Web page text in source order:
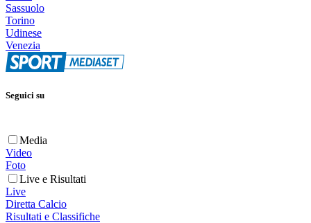
Sassuolo
Torino
Udinese
Venezia
Seguici su
Media
Video
Foto
Live e Risultati
Live
Diretta Calcio
Risultati e Classifiche